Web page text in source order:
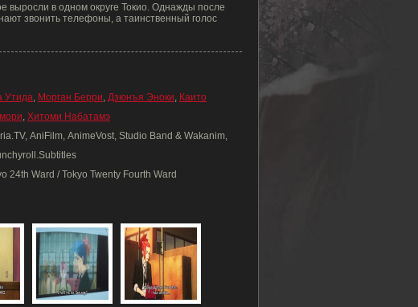
выросли в одном округе Токио. Однажды после
звонить телефоны, а таинственный голос
Утида, Морган Берри, Дзюнъя Эноки, Каито
, Хитоми Набатамэ
AniFilm, AnimeVost, Studio Band & Wakanim,
24th Ward / Tokyo Twenty Fourth Ward